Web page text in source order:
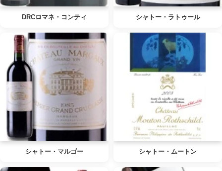
DRCロマネ・コンティ シャトー・ラトゥール
シャトー・マルゴー シャトー・ムートン